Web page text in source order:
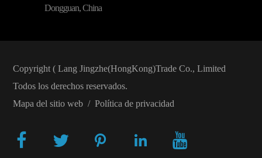
Dongguan, China
Copyright ( Lang Jingzhe(HongKong)Trade Co., Limited
Todos los derechos reservados.
Mapa del sitio web/ Política de privacidad